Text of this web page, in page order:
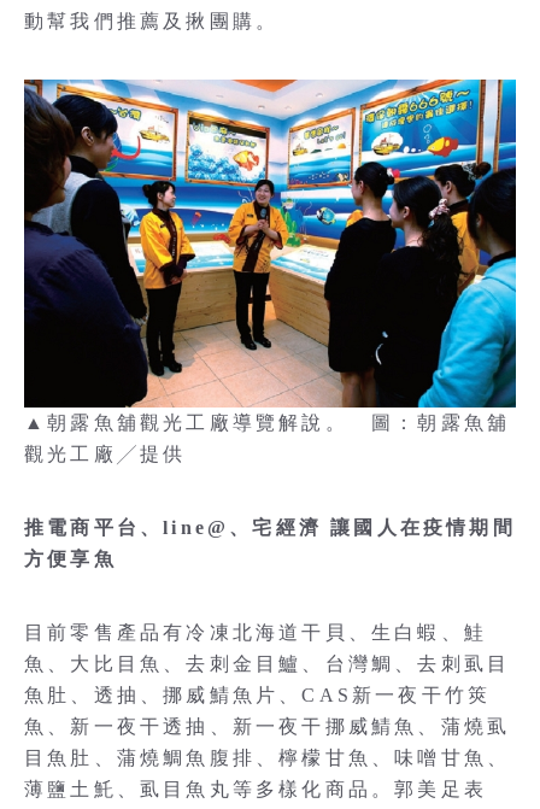
動幫我們推薦及揪團購。
▲朝露魚舖觀光工廠導覽解說。 圖：朝露魚舖
觀光工廠╱提供
推電商平台、line@、宅經濟 讓國人在疫情期間
方便享魚
目前零售產品有冷凍北海道干貝、生白蝦、鮭
魚、大比目魚、去刺金目鱸、台灣鯛、去刺虱目
魚肚、透抽、挪威鯖魚片、CAS新一夜干竹筴
魚、新一夜干透抽、新一夜干挪威鯖魚、蒲燒虱
目魚肚、蒲燒鯛魚腹排、檸檬甘魚、味噌甘魚、
薄鹽土魠、虱目魚丸等多樣化商品。郭美足表